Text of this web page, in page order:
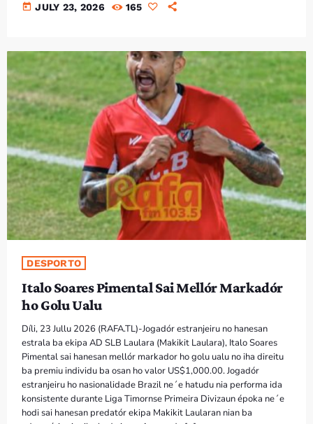
today JULY 23, 2026 165
DESPORTO
Italo Soares Pimental Sai Mellór Markadór
ho Golu Ualu
Díli, 23 Jullu 2026 (RAFA.TL)-Jogadór estranjeiru no hanesan
estrala ba ekipa AD SLB Laulara (Makikit Laulara), Italo Soares
Pimental sai hanesan mellór markador ho golu ualu no iha direitu
ba premiu individu ba osan ho valor US$1,000.00. Jogadór
estranjeiru ho nasionalidade Brazil ne´e hatudu nia performa ida
konsistente durante Liga Timornse Primeira Divizaun époka ne´e
hodi sai hanesan predatór ekipa Makikit Laularan nian ba